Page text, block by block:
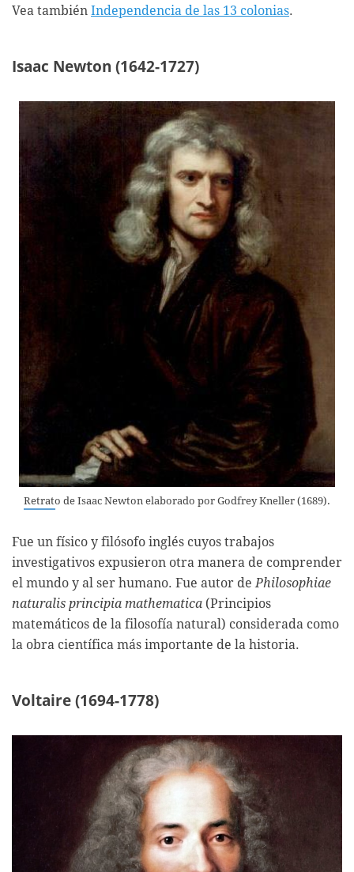
Vea también Independencia de las 13 colonias.
Isaac Newton (1642-1727)
Retrato de Isaac Newton elaborado por Godfrey Kneller (1689).
Fue un físico y filósofo inglés cuyos trabajos
investigativos expusieron otra manera de comprender
el mundo y al ser humano. Fue autor dePhilosophiae
naturalis principia mathematica (Principios
matemáticos de la filosofía natural) considerada como
la obra científica más importante de la historia.
Voltaire (1694-1778)